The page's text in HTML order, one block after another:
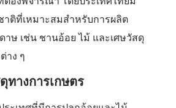
าติที่เหมาะสมสำหรับการผลิต
าษ เช่น ชานอ้อย ไม้ และเศษวัสดุ
าง ๆ
ทางการเกษตร